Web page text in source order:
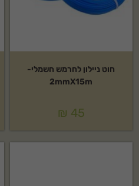
חוט ניילון לחרמש חשמלי-
2mmX15m
₪ 45